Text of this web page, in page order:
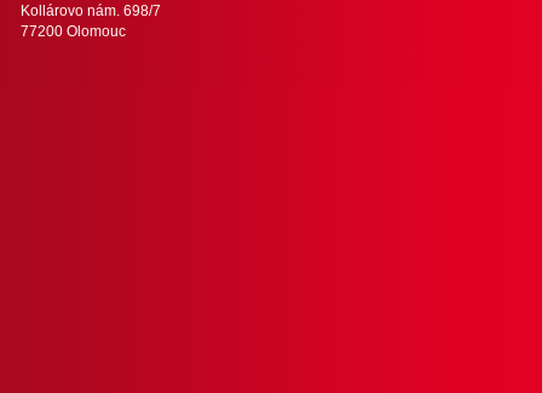
Kollárovo nám. 698/7
77200 Olomouc